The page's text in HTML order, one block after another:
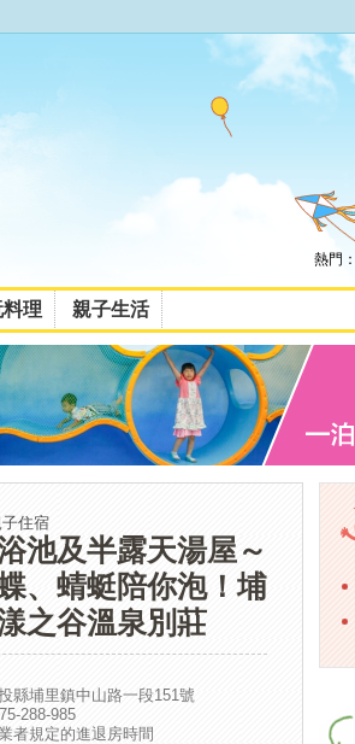
熱門：
理 親子生活
住宿
池及半露天湯屋～
、蜻蜓陪你泡！埔
之谷溫泉別莊
縣埔里鎮中山路一段151號
288-985
者規定的進退房時間